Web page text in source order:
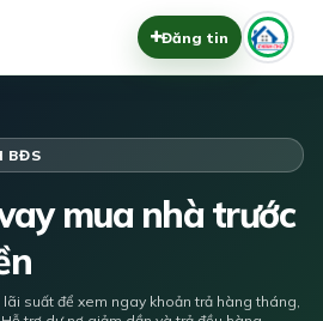
Đăng tin
BĐS
mua nhà trước
lãi suất để xem ngay khoản trả hàng tháng,